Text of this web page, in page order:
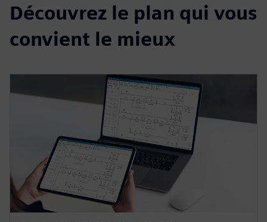
Découvrez le plan qui vous
convient le mieux